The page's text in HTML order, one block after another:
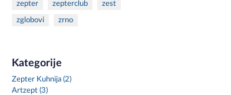
zepter zepterclub zest
zglobovi zrno
Kategorije
Zepter Kuhnija (2)
Artzept (3)